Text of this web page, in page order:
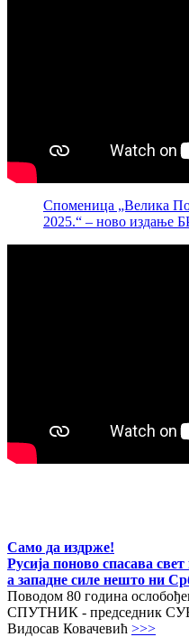
Споменица „Велика
2025.“ – ново издање
Само да издрже!
Русија поново спасава свет
а западне силе нешто ни
Поводом 80 година
СПУТНИК - председник
Видосав Ковачевић >>>